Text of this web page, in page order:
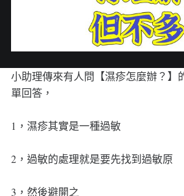
小助理傳來有人問【濕疹怎麼辦？】
單回答，
1，濕疹其實是一種過敏
2，過敏的處理就是要先找到過敏原
3，然後避開之